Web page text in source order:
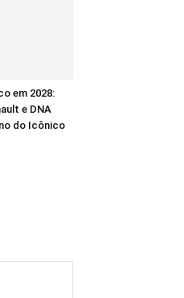
em 2028:
e DNA
do Icônico